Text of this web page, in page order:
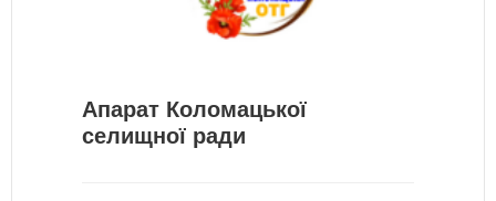
Апарат Коломацької
селищної ради